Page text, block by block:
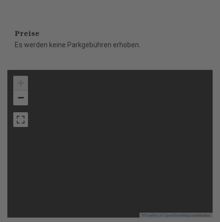
Preise
Es werden keine Parkgebühren erhoben.
−
Leaflet OpenStreetMapcontributors